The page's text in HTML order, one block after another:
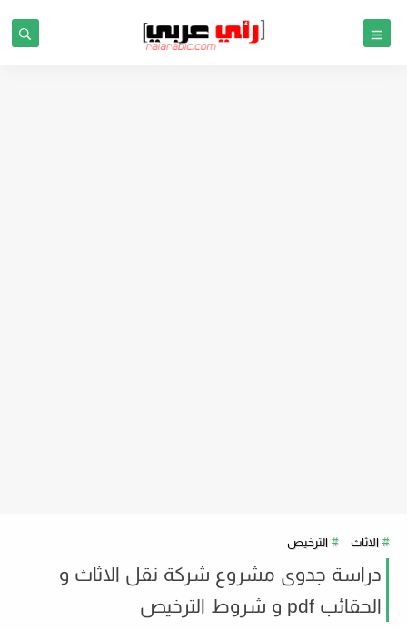
الاثاث الترخيص
دراسة جدوى مشروع شركة نقل الاثاث و
الحقائب pdf و شروط الترخيص